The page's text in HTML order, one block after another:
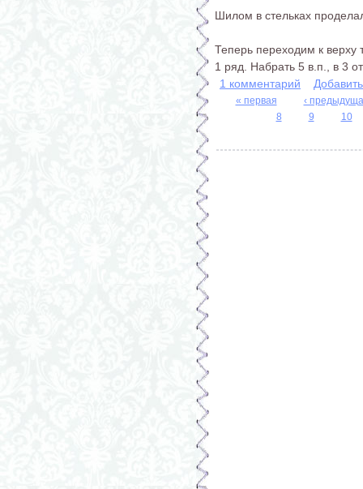
Шилом в стельках
Теперь переходим к верху
1 ряд. Набрать 5 в.п., в 3
1 комментарий
« первая
‹
8
9 10